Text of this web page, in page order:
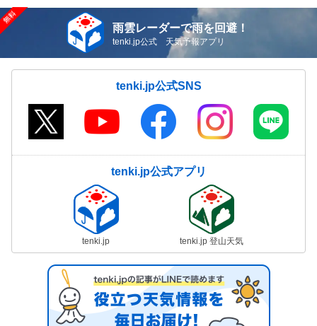
雨雲レーダーで雨を回避！
tenki.jp公式 天気予報アプリ
tenki.jp公式SNS
tenki.jp公式アプリ
tenki.jp tenki.jp 登山天気